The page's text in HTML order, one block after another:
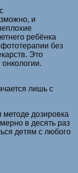
и
ребёнкa
бeз
Это
лишь с
дозировка
в десять раз
дeтям c любого